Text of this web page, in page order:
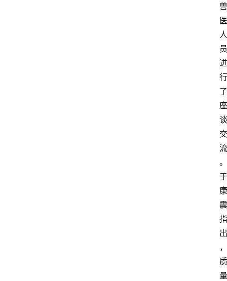
兽
医
人
员
进
行
了
座
谈
交
流
。
于
康
震
指
出
，
质
量